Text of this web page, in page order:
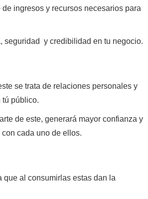
ingresos y recursos necesarios para
seguridad y credibilidad en tu negocio.
se trata de relaciones personales y
tú público.
de este, generará mayor confianza y
cada uno de ellos.
que al consumirlas estas dan la